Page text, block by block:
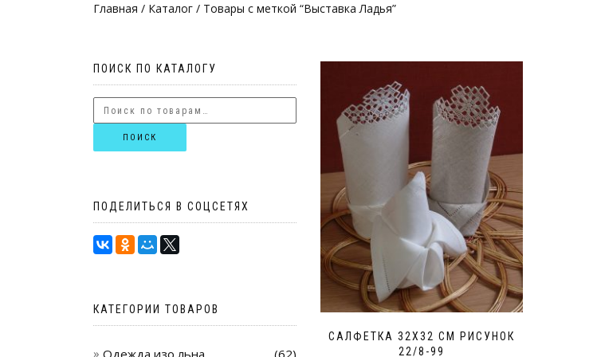
Главная / Каталог / Товары с меткой “Выставка Ладья”
САЛФЕТКА 32Х32 СМ РИСУНОК
22/8-99
ПОИСК ПО КАТАЛОГУ
ПОИСК
ПОДЕЛИТЬСЯ В СОЦСЕТЯХ
КАТЕГОРИИ ТОВАРОВ
Одежда изо льна (62)